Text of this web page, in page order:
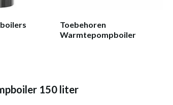
Toebehoren
Warmtepompboiler
150 liter